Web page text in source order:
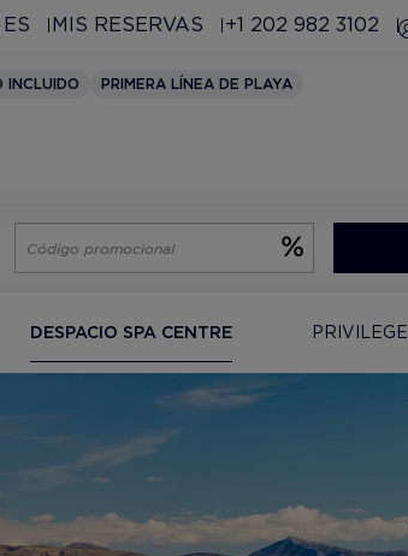
ES MIS RESERVAS +1 202 982 3102
INCLUIDO
PRIMERA LÍNEA DE PLAYA
DESPACIO SPA CENTRE PRIVILEGE